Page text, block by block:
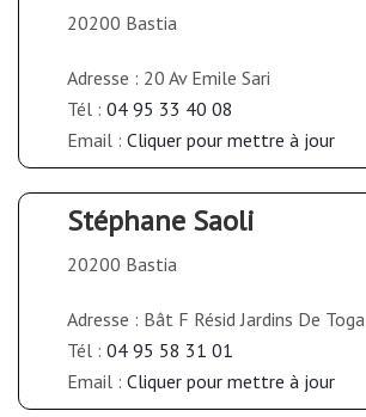
20200 Bastia
Adresse : 20 Av Emile Sari
Tél : 04 95 33 40 08
Email : Cliquer pour mettre à jour
Stéphane Saoli
20200 Bastia
Adresse : Bât F Résid Jardins De Toga
Tél : 04 95 58 31 01
Email : Cliquer pour mettre à jour